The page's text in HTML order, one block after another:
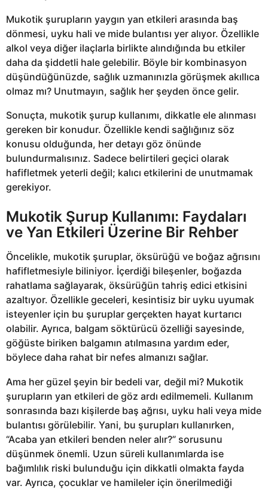
Mukotik şurupların yaygın yan etkileri arasında baş
dönmesi, uyku hali ve mide bulantısı yer alıyor. Özellikle
alkol veya diğer ilaçlarla birlikte alındığında bu etkiler
daha da şiddetli hale gelebilir. Böyle bir kombinasyon
düşündüğünüzde, sağlık uzmanınızla görüşmek akıllıca
olmaz mı? Unutmayın, sağlık her şeyden önce gelir.
Sonuçta, mukotik şurup kullanımı, dikkatle ele alınması
gereken bir konudur. Özellikle kendi sağlığınız söz
konusu olduğunda, her detayı göz önünde
bulundurmalısınız. Sadece belirtileri geçici olarak
hafifletmek yeterli değil; kalıcı etkilerini de unutmamak
gerekiyor.
Mukotik Şurup Kullanımı: Faydaları
ve Yan Etkileri Üzerine Bir Rehber
Öncelikle, mukotik şuruplar, öksürüğü ve boğaz ağrısını
hafifletmesiyle biliniyor. İçerdiği bileşenler, boğazda
rahatlama sağlayarak, öksürüğün tahriş edici etkisini
azaltıyor. Özellikle geceleri, kesintisiz bir uyku uyumak
isteyenler için bu şuruplar gerçekten hayat kurtarıcı
olabilir. Ayrıca, balgam söktürücü özelliği sayesinde,
göğüste biriken balgamın atılmasına yardım eder,
böylece daha rahat bir nefes almanızı sağlar.
Ama her güzel şeyin bir bedeli var, değil mi? Mukotik
şurupların yan etkileri de göz ardı edilmemeli. Kullanım
sonrasında bazı kişilerde baş ağrısı, uyku hali veya mide
bulantısı görülebilir. Yani, bu şurupları kullanırken,
“Acaba yan etkileri benden neler alır?” sorusunu
düşünmek önemli. Uzun süreli kullanımlarda ise
bağımlılık riski bulunduğu için dikkatli olmakta fayda
var. Ayrıca, çocuklar ve hamileler için önerilmediği